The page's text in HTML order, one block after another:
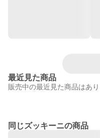
最近見た商品
販売中の最近見た商品はあり
同じズッキーニの商品